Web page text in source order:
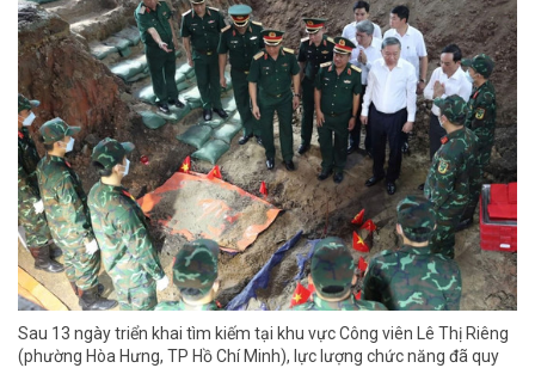
Sau 13 ngày triển khai tìm kiếm tại khu vực Công viên Lê Thị Riêng
(phường Hòa Hưng, TP Hồ Chí Minh), lực lượng chức năng đã quy